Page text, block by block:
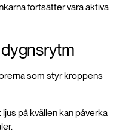
fortsätter vara aktiva
som styr kroppens
på kvällen kan påverka